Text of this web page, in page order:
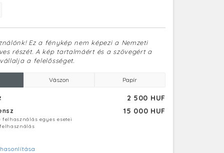
Ez a fénykép nem képezi a Nemzeti
részét. A kép tartalmáért és a szövegért a
a felelősséget.
Vászon Papír
2 500 HUF
15 000 HUF
felhasználás egyes esetei